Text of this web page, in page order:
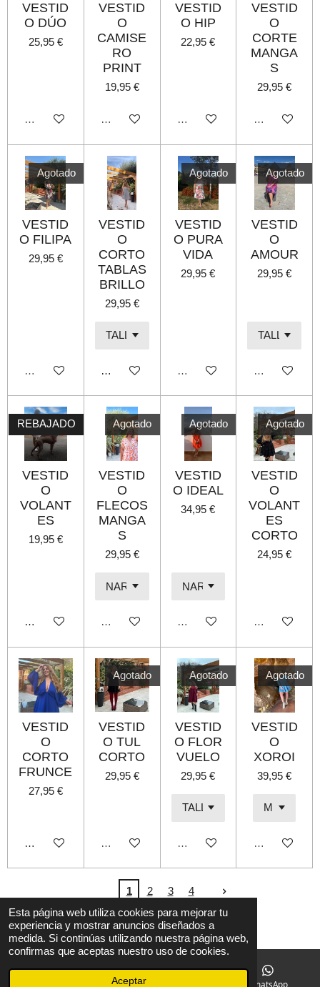
Esta página web utiliza cookies para mejorar tu
experiencia y mostrar anuncios diseñados a
medida. Si continúas utilizando nuestra página web,
confirmas que aceptas nuestro uso de cookies.
Aceptar
VESTID
O DÚO
25,95 €
Agotado
VESTID
O
CAMISE
RO
PRINT
19,95 €
Agotado
VESTID
O HIP
22,95 €
Agotado
VESTID
O
CORTE
MANGA
S
29,95 €
Agotado
Agotado
VESTID
O FILIPA
29,95 €
Agotado
VESTID
O
CORTO
TABLAS
BRILLO
29,95 €
Añadir al carrito
Agotado
VESTID
O PURA
VIDA
29,95 €
Agotado
Agotado
VESTID
O
AMOUR
29,95 €
Agotado
REBAJADO
VESTID
O
VOLANT
ES
19,95 €
Añadir al carrito
Agotado
VESTID
O
FLECOS
MANGA
S
29,95 €
Agotado
Agotado
VESTID
O IDEAL
34,95 €
Agotado
Agotado
VESTID
O
VOLANT
ES
CORTO
24,95 €
Agotado
VESTID
O
CORTO
FRUNCE
27,95 €
Añadir al carrito
Agotado
VESTID
O TUL
CORTO
29,95 €
Agotado
Agotado
VESTID
O FLOR
VUELO
29,95 €
Agotado
Agotado
VESTID
O
XOROI
39,95 €
Agotado
1 2 3
4
L© 2022 B shop
Con la tecnología deWebador
WhatsApp